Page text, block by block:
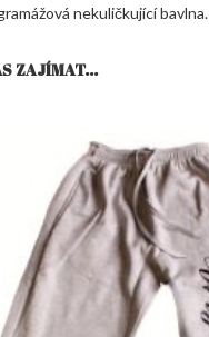
nekuličkující bavlna.
ZAJÍMAT...